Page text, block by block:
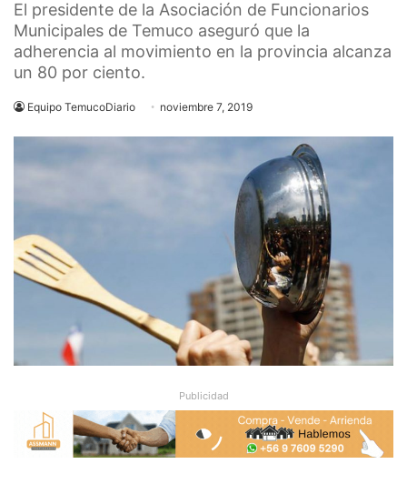
El presidente de la Asociación de Funcionarios
Municipales de Temuco aseguró que la
adherencia al movimiento en la provincia alcanza
un 80 por ciento.
Equipo TemucoDiario noviembre 7, 2019
Publicidad